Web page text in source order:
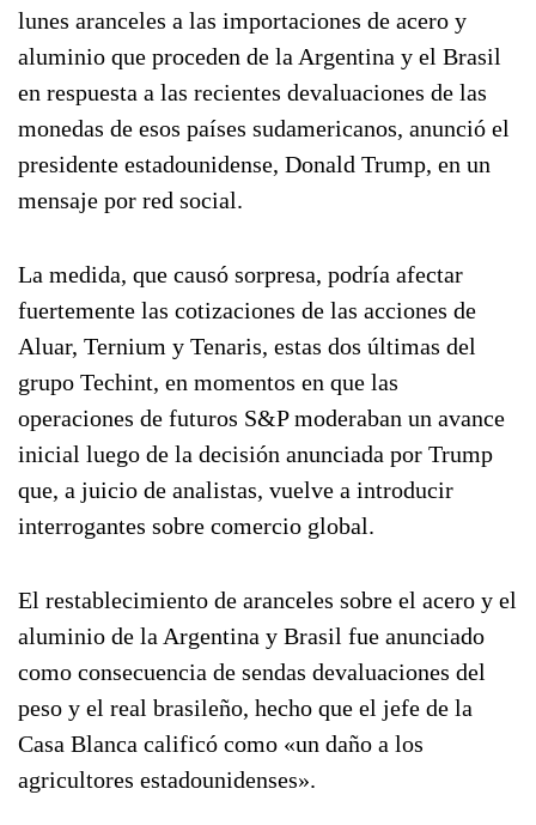
lunes aranceles a las importaciones de acero y
aluminio que proceden de la Argentina y el Brasil
en respuesta a las recientes devaluaciones de las
monedas de esos países sudamericanos, anunció el
presidente estadounidense, Donald Trump, en un
mensaje por red social.
La medida, que causó sorpresa, podría afectar
fuertemente las cotizaciones de las acciones de
Aluar, Ternium y Tenaris, estas dos últimas del
grupo Techint, en momentos en que las
operaciones de futuros S&P moderaban un avance
inicial luego de la decisión anunciada por Trump
que, a juicio de analistas, vuelve a introducir
interrogantes sobre comercio global.
El restablecimiento de aranceles sobre el acero y el
aluminio de la Argentina y Brasil fue anunciado
como consecuencia de sendas devaluaciones del
peso y el real brasileño, hecho que el jefe de la
Casa Blanca calificó como «un daño a los
agricultores estadounidenses».